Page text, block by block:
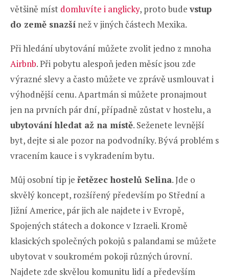
většině míst domluvíte i anglicky, proto bude vstup
do země snazší než v jiných částech Mexika.
Při hledání ubytování můžete zvolit jedno z mnoha
Airbnb. Při pobytu alespoň jeden měsíc jsou zde
výrazné slevy a často můžete ve zprávě usmlouvat i
výhodnější cenu. Apartmán si můžete pronajmout
jen na prvních pár dní, případně zůstat v hostelu, a
ubytování hledat až na místě. Seženete levnější
byt, dejte si ale pozor na podvodníky. Bývá problém s
vracením kauce i s vykradením bytu.
Můj osobní tip je řetězec hostelů Selina. Jde o
skvělý koncept, rozšířený především po Střední a
Jižní Americe, pár jich ale najdete i v Evropě,
Spojených státech a dokonce v Izraeli. Kromě
klasických společných pokojů s palandami se můžete
ubytovat v soukromém pokoji různých úrovní.
Najdete zde skvělou komunitu lidí a především